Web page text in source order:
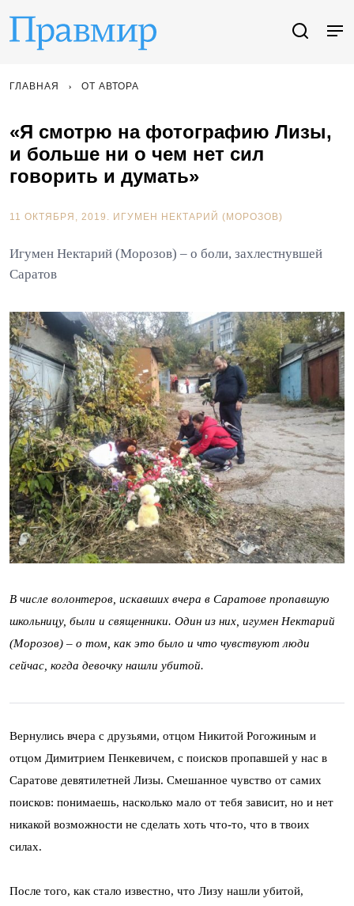
ГЛАВНАЯ ОТ АВТОРА
«Я смотрю на фотографию Лизы,
и больше ни о чем нет сил
говорить и думать»
11 ОКТЯБРЯ, 2019. ИГУМЕН НЕКТАРИЙ (МОРОЗОВ)
Игумен Нектарий (Морозов) – о боли, захлестнувшей
Саратов
В числе волонтеров, искавших вчера в Саратове пропавшую
школьницу, были и священники. Один из них, игумен Нектарий
(Морозов) – о том, как это было и что чувствуют люди
сейчас, когда девочку нашли убитой.
Вернулись вчера с друзьями, отцом Никитой Рогожиным и
отцом Димитрием Пенкевичем, с поисков пропавшей у нас в
Саратове девятилетней Лизы. Смешанное чувство от самих
поисков: понимаешь, насколько мало от тебя зависит, но и нет
никакой возможности не сделать хоть что-то, что в твоих
силах.
После того, как стало известно, что Лизу нашли убитой,